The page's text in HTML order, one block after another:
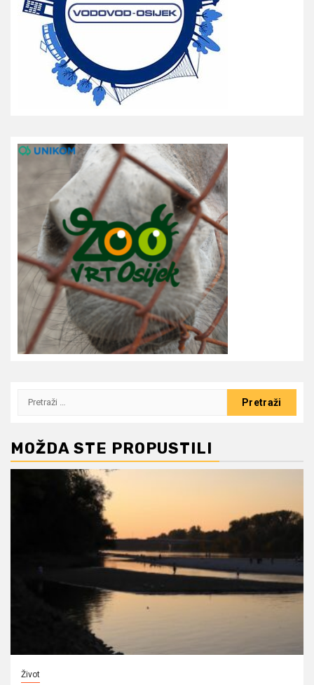
Pretraži:
MOŽDA STE PROPUSTILI
Život